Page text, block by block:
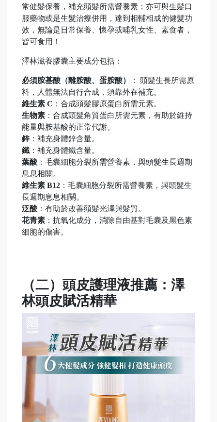
常健髮保養，補充頭髮所需營養素；亦可與生髮口
服藥物或是生髮治療併用，達到相輔相成的健髮功
效，無論是日常保養、懷孕或哺乳女性、素食者，
皆可食用！
澤林滋養膠囊主要成分包括：
必須胺基酸（離胺酸、蛋胺酸）
： 頭髮生長所需原
料，人體無法自行合成，須靠外在補充。
維生素 C ：合成頭髮膠原蛋白所需元素。
生物素 ：合成頭髮角質蛋白所需元素，有助於維持
能量與胺基酸的正常代謝。
鋅：補充身體鋅含量。
鐵 ：補充身體鐵含量。
葉酸 ：毛囊細胞分裂所需營養素，與頭髮生長週期
息息相關。
維生素 B12 ：毛囊細胞分裂所需營養素，與頭髮生
長週期息息相關。
泛酸 ：有助於改善頭髮光澤與髮質。
花青素 ：抗氧化成分，消除自由基對毛囊及黑色素
細胞的傷害。
（二）頭皮護理液推薦：澤
林頭皮賦活精華